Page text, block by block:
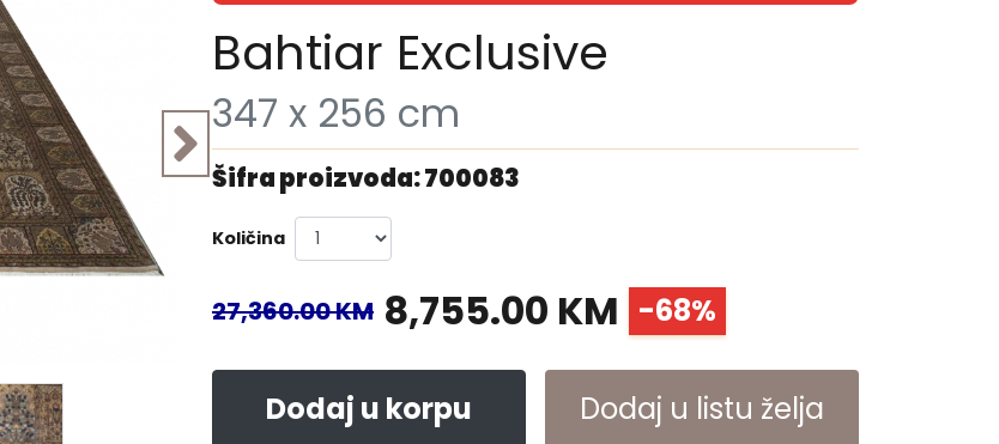
Bahtiar Exclusive
347 x 256 cm
Šifra proizvoda: 700083
Količina
27,360.00 KM 8,755.00 KM -68%
Dodaj u korpu Dodaj u listu želja